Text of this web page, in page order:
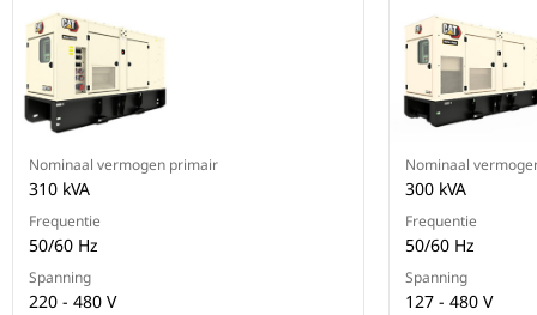
Nominaal vermogen primair
310 kVA
Frequentie
50/60 Hz
Spanning
220 - 480 V
Nominaal
300 kVA
Frequentie
50/60 Hz
Spanning
127 - 480 V